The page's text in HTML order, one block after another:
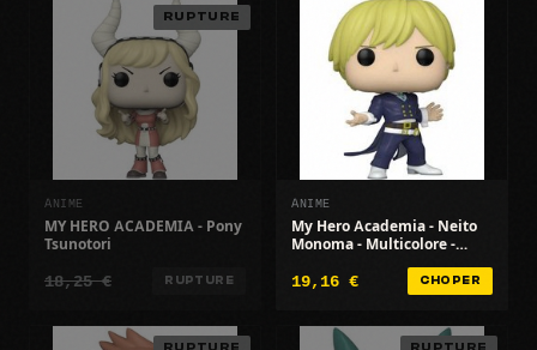
RUPTURE
ANIME
MY HERO ACADEMIA - Pony
Tsunotori
18,25 € RUPTURE
ANIME
My Hero Academia - Neito
Monoma - Multicolore -
19,16 € CHOPER